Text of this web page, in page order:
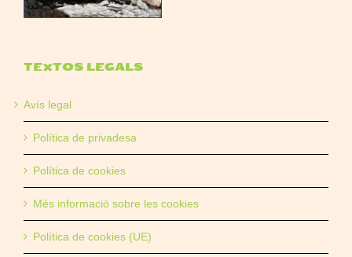
TEXTOS LEGALS
Avís legal
Política de privadesa
Política de cookies
Més informació sobre les cookies
Política de cookies (UE)